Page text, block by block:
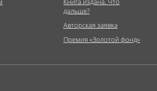
дальше?
Авторская заявка
Премия «Золотой фонд»